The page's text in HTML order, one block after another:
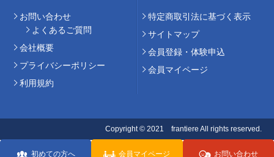
初めての方へ 会員マイページ お問い合わせ
お問い合わせ
よくあるご質問
会社概要
プライバシーポリシー
利用規約
特定商取引法に基づく表示
サイトマップ
会員登録・体験申込
会員マイページ
Copyright © 2021 frantiere All rights reserved.